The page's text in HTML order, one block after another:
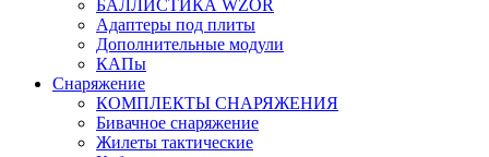
БАЛЛИСТИКА WZOR
Адаптеры под плиты
Дополнительные модули
КАПы
Снаряжение
КОМПЛЕКТЫ СНАРЯЖЕНИЯ
Бивачное снаряжение
Жилеты тактические